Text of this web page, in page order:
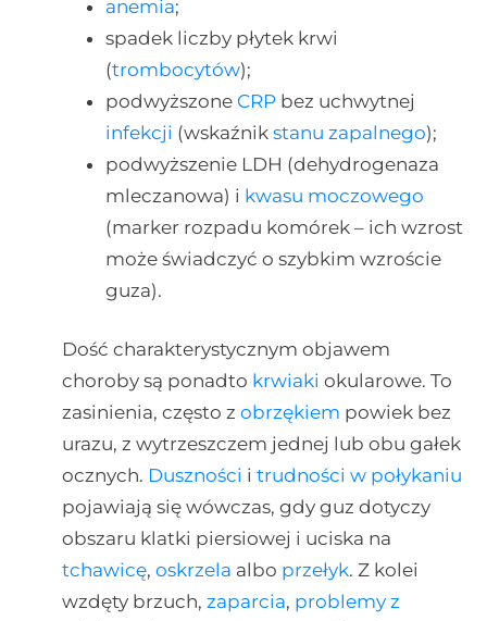
anemia;
spadek liczby płytek krwi
(trombocytów);
podwyższone CRPbez uchwytnej
infekcji (wskaźnik stanu zapalnego);
podwyższenie LDH (dehydrogenaza
mleczanowa) i kwasu moczowego
(marker rozpadu komórek – ich wzrost
może świadczyć o szybkim wzroście
guza).
Dość charakterystycznym objawem
choroby są ponadto krwiaki okularowe. To
zasinienia, często z obrzękiem powiek bez
urazu, z wytrzeszczem jednej lub obu gałek
ocznych. Duszności i trudności w połykaniu
pojawiają się wówczas, gdy guz dotyczy
obszaru klatki piersiowej i uciska na
tchawicę, oskrzela albo przełyk. Z kolei
wzdęty brzuch, zaparcia, problemy z